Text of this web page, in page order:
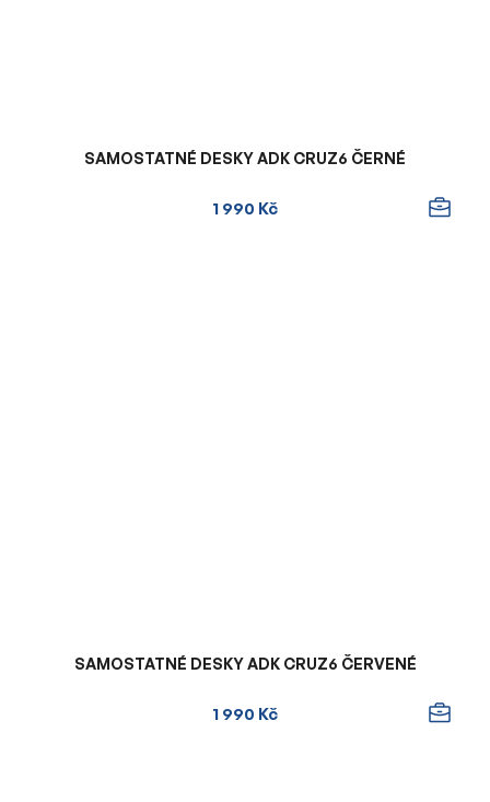
SAMOSTATNÉ DESKY ADK CRUZ6 ČERNÉ
1 990 Kč
SAMOSTATNÉ DESKY ADK CRUZ6 ČERVENÉ
1 990 Kč